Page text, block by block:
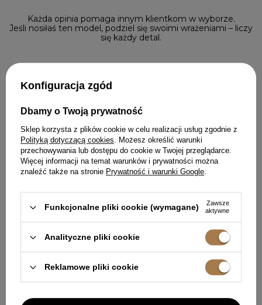
Każda opinia pomaga innym klientkom w wyborze.
Jeśli nosiłaś ten model, podziel się swoimi wrażeniami – liczy
się każdy detal.
5/5
Buty na wysokim obcasie, ale
bardzo wygodne. Jakbym nie
miała nic na nogach.
Uwielbiam!!!
ROMANA, RAWICZ
DODAJ SWOJĄ OPINIĘ
W PODOBNYM KOLORZE
Konfiguracja zgód
Dbamy o Twoją prywatność
Sklep korzysta z plików cookie w celu realizacji usług zgodnie z
Polityką dotyczącą cookies. Możesz określić warunki
przechowywania lub dostępu do cookie w Twojej przeglądarce.
Więcej informacji na temat warunków i prywatności można
znaleźć także na stronie Prywatność i warunki Google.
Funkcjonalne pliki cookie (wymagane)
Zawsze
aktywne
Analityczne pliki cookie
Reklamowe pliki cookie